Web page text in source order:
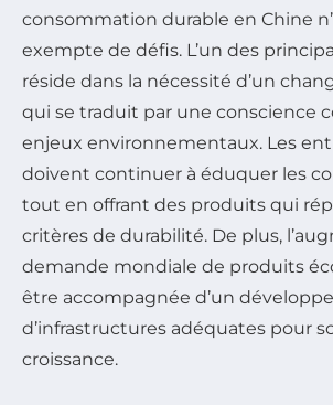
consommation durable en Chine
exempte de défis. L’un des
réside dans la nécessité d’un
qui se traduit par une conscience
enjeux environnementaux. Les
doivent continuer à éduquer les
tout en offrant des produits qui
critères de durabilité. De plus,
demande mondiale de produits
être accompagnée d’un
d’infrastructures adéquates pour
croissance.